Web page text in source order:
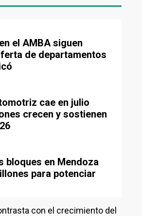
el AMBA siguen
de departamentos
cae en julio
crecen y sostienen
bloques en Mendoza
para potenciar
con el crecimiento del